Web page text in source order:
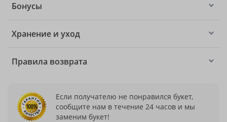
Бонусы
Хранение и уход
Правила возврата
Если получателю не понравился букет,
сообщите нам в течение 24 часов и мы
заменим букет!